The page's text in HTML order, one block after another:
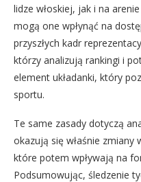
lidze włoskiej, jak i na
mogą one wpłynąć na
przyszłych kadr
którzy analizują rankingi i
element układanki, który
sportu.
Te same zasady dotyczą
okazują się właśnie zmiany
które potem wpływają na
Podsumowując, śledzenie